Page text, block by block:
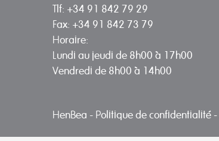
Tlf: +34 91 842 79 29
Fax: +34 91 842 73 79
Horaire:
Lundi au jeudi de 8h00 à 17h00
Vendredi de 8h00 à 14h00
HenBea - Politique de confidentialité -